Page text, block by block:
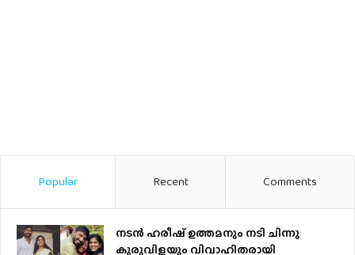
Popular Recent Comments
നടന്‍ ഹരീഷ് ഉത്തമനും നടി ചിന്നു
കുരുവിളയും വിവാഹിതരായി